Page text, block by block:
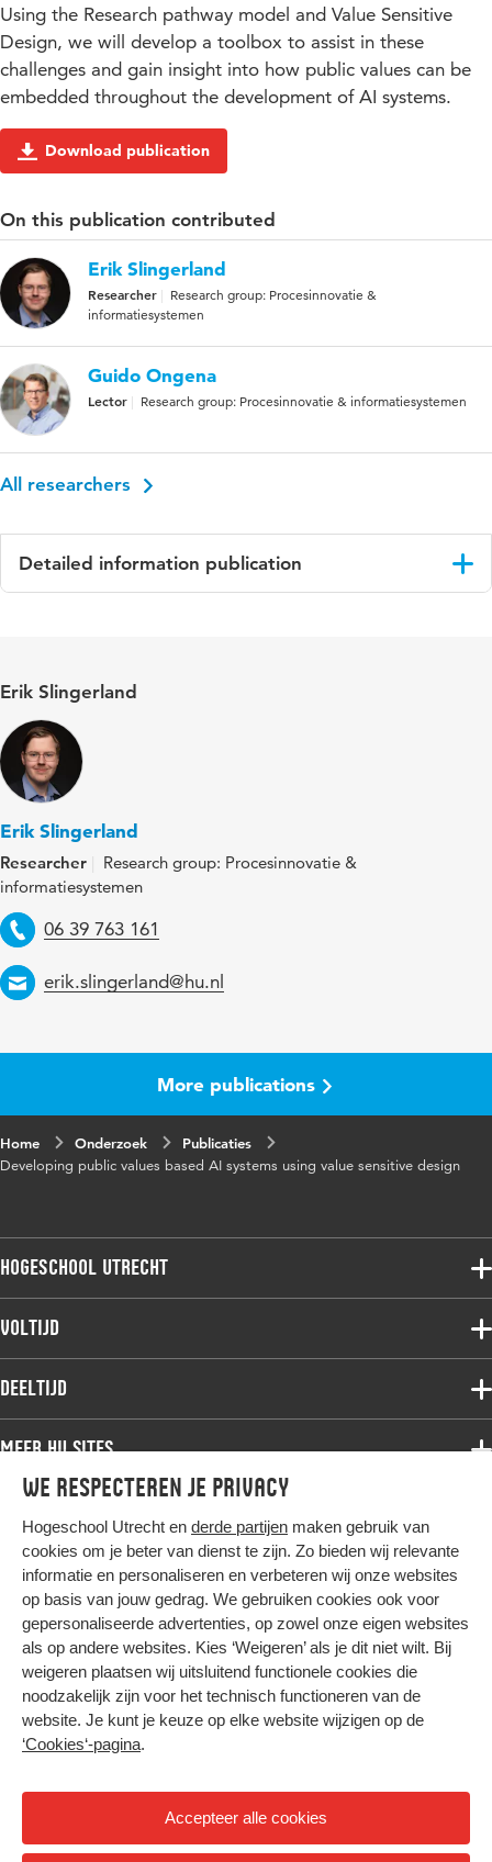
We respecteren je privacy
Hogeschool Utrecht en derde partijen maken gebruik van
cookies om je beter van dienst te zijn. Zo bieden wij relevante
informatie en personaliseren en verbeteren wij onze websites
op basis van jouw gedrag. We gebruiken cookies ook voor
gepersonaliseerde advertenties, op zowel onze eigen websites
als op andere websites. Kies ‘Weigeren’ als je dit niet wilt. Bij
weigeren plaatsen wij uitsluitend functionele cookies die
noodzakelijk zijn voor het technisch functioneren van de
website. Je kunt je keuze op elke website wijzigen op de
‘Cookies‘-pagina.
Accepteer alle cookies
Using the Research pathway model and Value Sensitive
Design, we will develop a toolbox to assist in these
challenges and gain insight into how public values can be
embedded throughout the development of AI systems.
Download publication
On this publication contributed
Erik Slingerland
Researcher
Research group: Procesinnovatie &
informatiesystemen
Guido Ongena
Lector Research group: Procesinnovatie & informatiesystemen
All researchers
Detailed information publication
ISBN/ISSN
Key words
Digital
Object
Identifier
Page range
Erik Slingerland
Erik Slingerland
Researcher
Research group: Procesinnovatie &
informatiesystemen
Telephone
06 39 763 161
Email
erik.slingerland@hu.nl
More publications
Home Onderzoek
Publicaties
Developing public values based AI systems using value sensitive design
Hogeschool Utrecht
Voltijdopleidingen
Deeltijdopleidingen
Onderzoek
Werken bij de HU
Contact
Voltijd
Associate degree
Bachelor
Master
Studiekeuze voltijd
Deeltijd
Associate degree
Bachelor
Master
Post-master
Studiekeuze deeltijd
Meer HU sites
HU International
HU Bibliotheek
HU Ontwikkelt
Duurzame HU
Intranet
Trajectum
Hier komt alles samen
Colofon
Privacy
Cookies
Nieuwsbrief
Hoog contrast